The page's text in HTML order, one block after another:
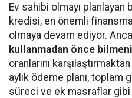
Ev sahibi olmayı planlayan
kredisi, en önemli
olmaya devam ediyor.
kullanmadan önce
oranlarını
aylık ödeme planı, toplam
süreci ve ek masraflar